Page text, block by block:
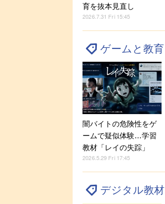
育を抜本見直し
2026.7.31 Fri 15:45
ゲームと教育
闇バイトの危険性をゲ
ームで疑似体験…学習
教材「レイの失踪」
2026.5.29 Fri 17:45
デジタル教材